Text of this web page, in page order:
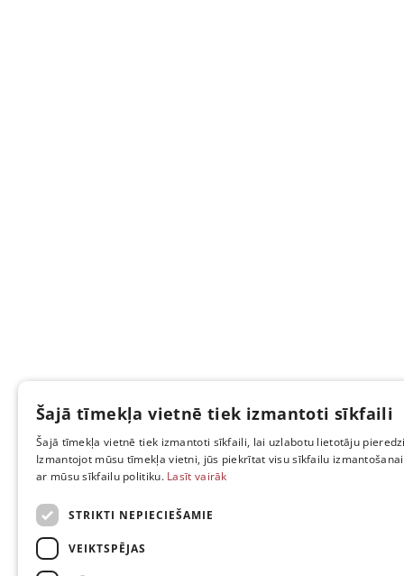
Šajā tīmekļa vietnē tiek izmantoti sīkfaili
Šajā tīmekļa vietnē tiek izmantoti sīkfaili, lai uzlabotu lietotāju
Izmantojot mūsu tīmekļa vietni, jūs piekrītat visu sīkfailu
ar mūsu sīkfailu politiku. Lasīt vairāk
STRIKTI NEPIECIEŠAMIE
VEIKTSPĒJAS